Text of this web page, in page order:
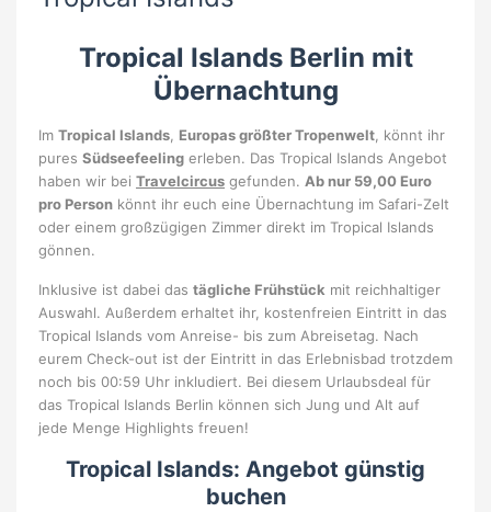
Tropical Islands Berlin mit
Übernachtung
Im Tropical Islands Europas größter Tropenwelt , könnt ihr
pures Südseefeeling erleben. Das Tropical Islands Angebot
haben wir bei Travelcircus gefunden. Ab nur 59,00 Euro
pro Person könnt ihr euch eine Übernachtung im Safari-Zelt
oder einem großzügigen Zimmer direkt im Tropical Islands
gönnen.
Inklusive ist dabei das tägliche Frühstück mit reichhaltiger
Auswahl. Außerdem erhaltet ihr, kostenfreien Eintritt in das
Tropical Islands vom Anreise- bis zum Abreisetag. Nach
eurem Check-out ist der Eintritt in das Erlebnisbad trotzdem
noch bis 00:59 Uhr inkludiert. Bei diesem Urlaubsdeal für
das Tropical Islands Berlin können sich Jung und Alt auf
jede Menge Highlights freuen!
Tropical Islands: Angebot günstig
buchen